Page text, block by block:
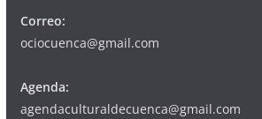
Correo:
ociocuenca@gmail.com
Agenda:
agendaculturaldecuenca@gmail.com